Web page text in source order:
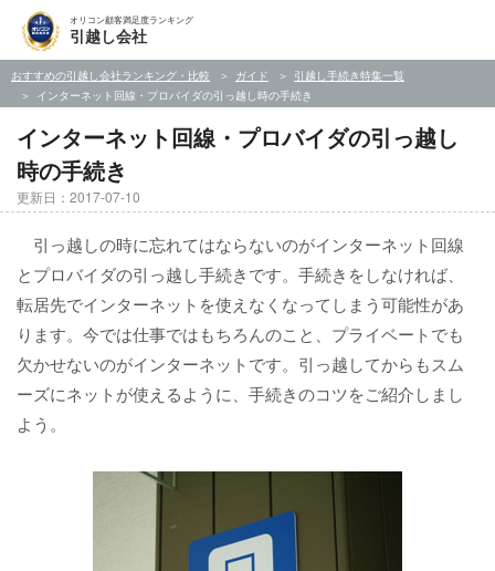
オリコン顧客満足度ランキング
引越し会社
おすすめの引越し会社ランキング・比較 ガイド
引越し手続き特集一覧
インターネット回線・プロバイダの引っ越し時の手続き
インターネット回線・プロバイダの引っ越し
時の手続き
更新日：2017-07-10
引っ越しの時に忘れてはならないのがインターネット回線
とプロバイダの引っ越し手続きです。手続きをしなければ、
転居先でインターネットを使えなくなってしまう可能性があ
ります。今では仕事ではもちろんのこと、プライベートでも
欠かせないのがインターネットです。引っ越してからもスム
ーズにネットが使えるように、手続きのコツをご紹介しまし
よう。